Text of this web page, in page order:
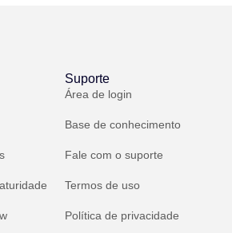
Suporte
Área de login
Base de conhecimento
Fale com o suporte
Termos de uso
Política de privacidade